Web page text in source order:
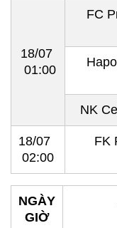
18/07
01:00
FC
NK
18/07
02:00
FK
NGÀY
GIỜ